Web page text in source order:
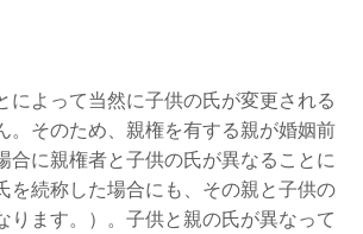
によって当然に子供の氏が変更される
。そのため、親権を有する親が婚姻前
合に親権者と子供の氏が異なることに
を続称した場合にも、その親と子供の
ります。）。子供と親の氏が異なって